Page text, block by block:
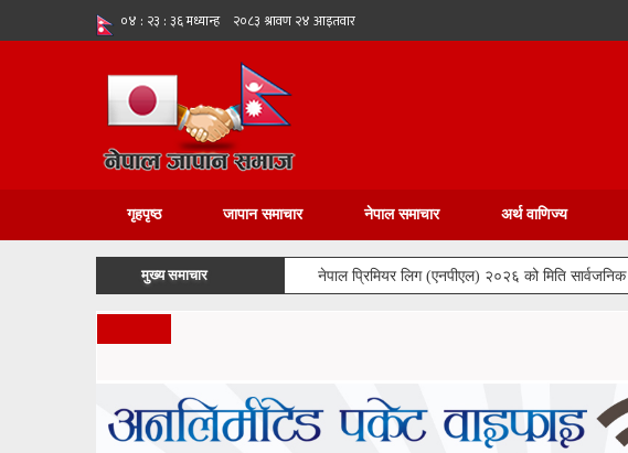
गृहपृष्ठ जापान समाचार नेपाल समाचार अर्थ वाणिज्य
मुख्य समाचार नेपाल प्रिमियर लिग (एनपीएल) २०२६ को मिति सार्वजनिक